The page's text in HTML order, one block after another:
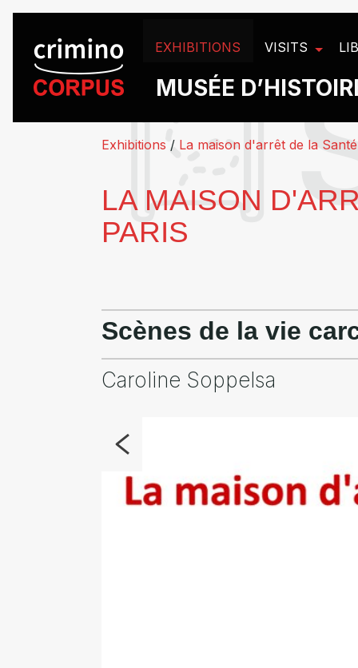
EXHIBITIONS VISITS
MUSÉE
Exhibitions / La maison d'arrêt de la
LA MAISON
PARIS
Scènes de la vie
Caroline Soppelsa
Panneau de gestion des cookies